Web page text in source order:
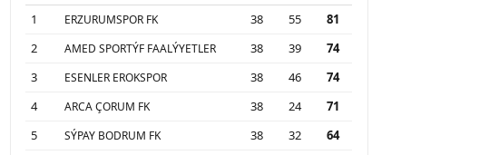
1
ERZURUMSPOR FK 38 55
81
2
AMED SPORTÝF FAALÝYETLER 38 39
74
3
ESENLER EROKSPOR 38 46
74
4
ARCA ÇORUM FK 38 24
71
5
SÝPAY BODRUM FK 38 32 64